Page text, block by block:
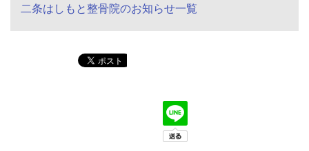
二条はしもと整骨院のお知らせ一覧